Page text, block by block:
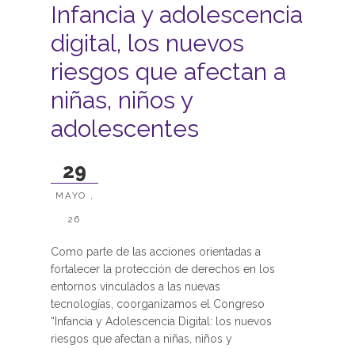
Infancia y adolescencia
digital, los nuevos
riesgos que afectan a
niñas, niños y
adolescentes
29
MAYO ,
26
Como parte de las acciones orientadas a
fortalecer la protección de derechos en los
entornos vinculados a las nuevas
tecnologías, coorganizamos el Congreso
“Infancia y Adolescencia Digital: los nuevos
riesgos que afectan a niñas, niños y